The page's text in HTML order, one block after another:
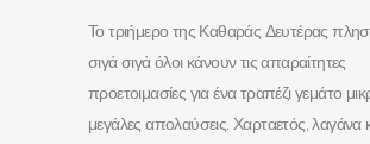
Το τριήμερο της Καθαράς Δευτέρας
σιγά σιγά όλοι κάνουν τις απαραίτητες
προετοιμασίες για ένα τραπέζι γεμάτο
μεγάλες απολαύσεις. Χαρταετός, λαγάνα